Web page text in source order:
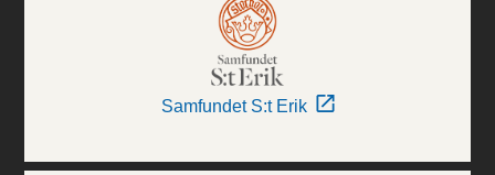
Samfundet S:t Erik